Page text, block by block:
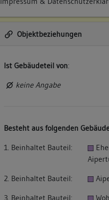
Objektbeziehungen
Ist Gebäudeteil von:
keine Angabe
Besteht aus folgenden
1. Beinhaltet Bauteil:
2. Beinhaltet Bauteil:
3. Beinhaltet Bauteil: